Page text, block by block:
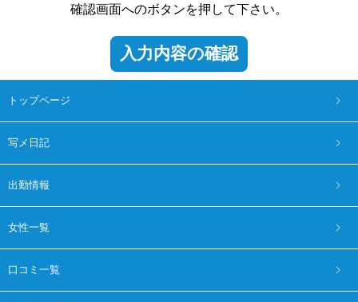
確認画面へのボタンを押して下さい。
トップページ
写メ日記
出勤情報
女性一覧
口コミ一覧